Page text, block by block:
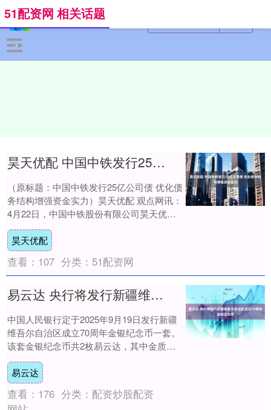
51配资网 相关话题
昊天优配 中国中铁发行25亿公司债 优化债务结构增强资金实力
（原标题：中国中铁发行25亿公司债 优化债
务结构增强资金实力）昊天优配 观点网讯：
4月22日，中国中铁股份有限公司昊天优配
（以下简称中国中铁）宣布，面向专业投
资....
昊天优配
查看： 107 分类： 51配资网
易云达 央行将发行新疆维吾尔自治区成立70周年金银纪念币
中国人民银行定于2025年9月19日发行新疆
维吾尔自治区成立70周年金银纪念币一套。
该套金银纪念币共2枚易云达，其中金质纪
念币1枚，银质纪念币1枚，均为中华人民....
易云达
查看： 176 分类： 配资炒股配资